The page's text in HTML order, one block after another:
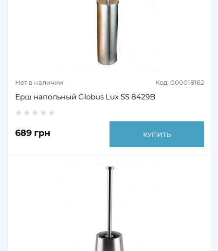
Нет в наличии Код: 000018162
Ерш напольный Globus Lux SS 8429B
689 грн КУПИТЬ